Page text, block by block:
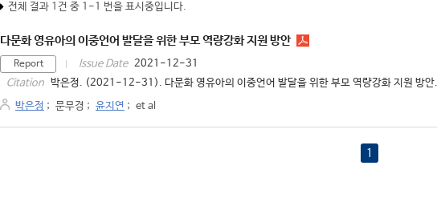
전체 결과 1건 중 1-1 번을 표시중입니다.
다문화 영유아의 이중언어 발달을 위한 부모 역량강화 지원 방안
Report Issue Date 2021-12-31
Citation 박은정. (2021-12-31). 다문화 영유아의 이중언어 발달을 위한 부모 역량강화 지원
박은정 ; 문무경 ; 윤지연 ; et al
1